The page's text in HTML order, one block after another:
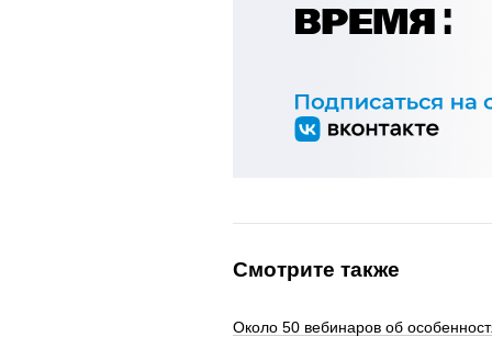
Смотрите также
Около 50 вебинаров об